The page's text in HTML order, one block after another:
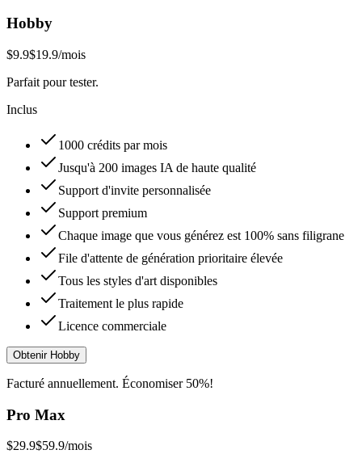
Hobby
$9.9$19.9/mois
Parfait pour tester.
Inclus
1000 crédits par mois
Jusqu'à 200 images IA de haute qualité
Support d'invite personnalisée
Support premium
Chaque image que vous générez est 100% sans filigrane
File d'attente de génération prioritaire élevée
Tous les styles d'art disponibles
Traitement le plus rapide
Licence commerciale
Obtenir Hobby
Facturé annuellement. Économiser 50%!
Pro Max
$29.9$59.9/mois